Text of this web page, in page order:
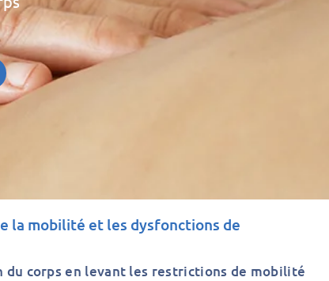
la mobilité et les dysfonctions de
du corps en levant les restrictions de mobilité